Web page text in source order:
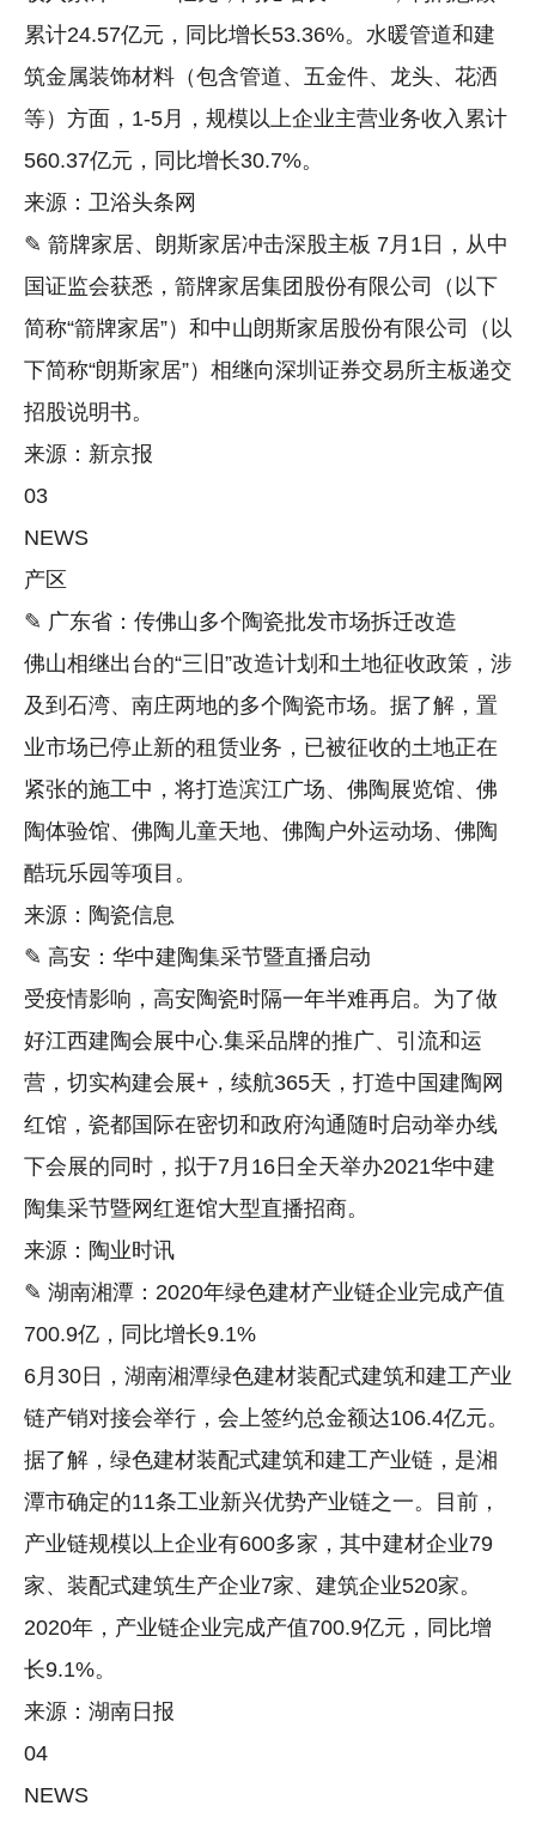
累计24.57亿元，同比增长53.36%。水暖管道和建
筑金属装饰材料（包含管道、五金件、龙头、花洒
等）方面，1-5月，规模以上企业主营业务收入累计
560.37亿元，同比增长30.7%。
来源：卫浴头条网
✎ 箭牌家居、朗斯家居冲击深股主板 7月1日，从中
国证监会获悉，箭牌家居集团股份有限公司（以下
简称“箭牌家居”）和中山朗斯家居股份有限公司（以
下简称“朗斯家居”）相继向深圳证券交易所主板递交
招股说明书。
来源：新京报
03
NEWS
产区
✎ 广东省：传佛山多个陶瓷批发市场拆迁改造
佛山相继出台的“三旧”改造计划和土地征收政策，涉
及到石湾、南庄两地的多个陶瓷市场。据了解，置
业市场已停止新的租赁业务，已被征收的土地正在
紧张的施工中，将打造滨江广场、佛陶展览馆、佛
陶体验馆、佛陶儿童天地、佛陶户外运动场、佛陶
酷玩乐园等项目。
来源：陶瓷信息
✎ 高安：华中建陶集采节暨直播启动
受疫情影响，高安陶瓷时隔一年半难再启。为了做
好江西建陶会展中心.集采品牌的推广、引流和运
营，切实构建会展+，续航365天，打造中国建陶网
红馆，瓷都国际在密切和政府沟通随时启动举办线
下会展的同时，拟于7月16日全天举办2021华中建
陶集采节暨网红逛馆大型直播招商。
来源：陶业时讯
✎ 湖南湘潭：2020年绿色建材产业链企业完成产值
700.9亿，同比增长9.1%
6月30日，湖南湘潭绿色建材装配式建筑和建工产业
链产销对接会举行，会上签约总金额达106.4亿元。
据了解，绿色建材装配式建筑和建工产业链，是湘
潭市确定的11条工业新兴优势产业链之一。目前，
产业链规模以上企业有600多家，其中建材企业79
家、装配式建筑生产企业7家、建筑企业520家。
2020年，产业链企业完成产值700.9亿元，同比增
长9.1%。
来源：湖南日报
04
NEWS